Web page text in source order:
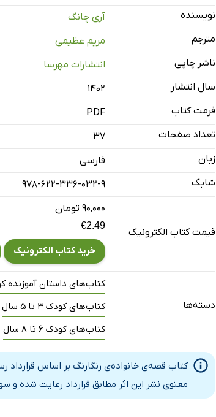
نویسنده
آری چانگ
مترجم
مریم عظیمی
ناشر چاپی
انتشارات مهرسا
سال انتشار
۱۴۰۲
فرمت کتاب
PDF
تعداد صفحات
37
زبان
فارسی
شابک
978-622-336-032-9
قیمت کتاب الکترونیک
۹۰,۰۰۰ تومان
€2.49
خرید کتاب الکترونیک
دسته‌ها
کتاب‌های داستان آموزنده
کتاب‌های کودک 3 تا 5 سال
کتاب‌های کودک 6 تا 8 سال
کتاب قصه‌ی خانواده‌ی رنگارنگ بر اساس قرارداد
معنوی نشر این اثر مطابق قرارداد رعایت شده